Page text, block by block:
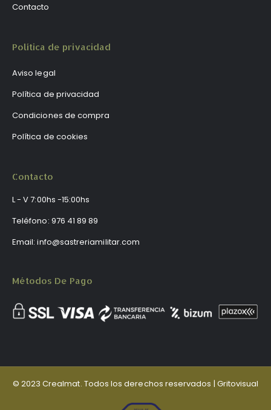
Contacto
Política de privacidad
Aviso legal
Política de privacidad
Condiciones de compra
Política de cookies
Contacto
L - V 7:00hs -15:00hs
Teléfono: 976 41 89 89
Email:info@sastreriamilitar.com
Métodos De Pago
© 2023 Crealmat. Todos los derechos reservados | Gritovisual